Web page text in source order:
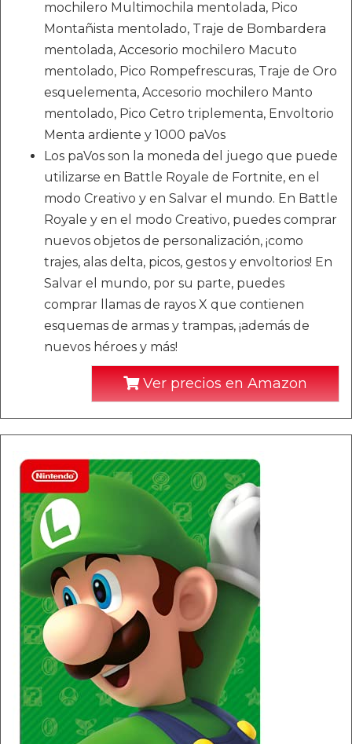
mochilero Multimochila mentolada, Pico
Montañista mentolado, Traje de Bombardera
mentolada, Accesorio mochilero Macuto
mentolado, Pico Rompefrescuras, Traje de Oro
esquelementa, Accesorio mochilero Manto
mentolado, Pico Cetro triplementa, Envoltorio
Menta ardiente y 1000 paVos
Los paVos son la moneda del juego que puede
utilizarse en Battle Royale de Fortnite, en el
modo Creativo y en Salvar el mundo. En Battle
Royale y en el modo Creativo, puedes comprar
nuevos objetos de personalización, ¡como
trajes, alas delta, picos, gestos y envoltorios! En
Salvar el mundo, por su parte, puedes
comprar llamas de rayos X que contienen
esquemas de armas y trampas, ¡además de
nuevos héroes y más!
Ver precios en Amazon